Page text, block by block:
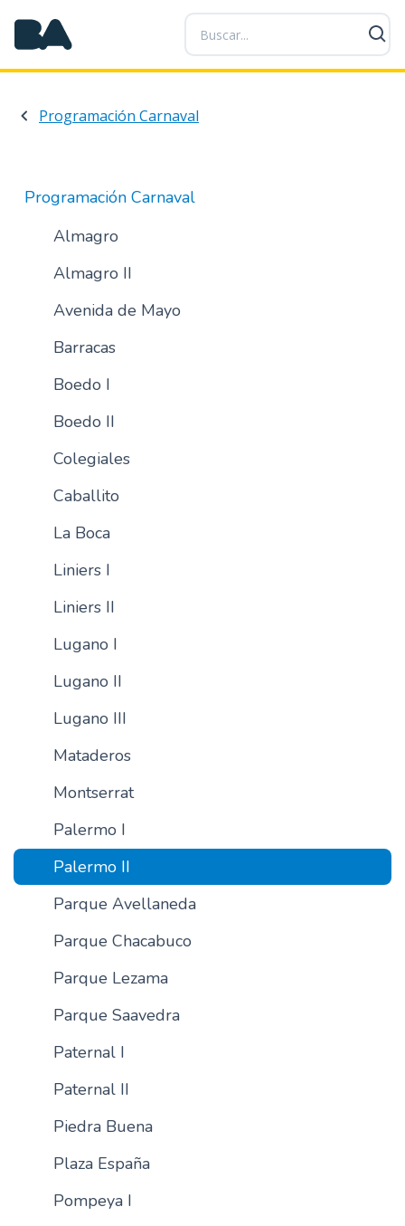
P
a
s
a
Programación Carnaval
Programación Carnaval
Almagro
Almagro II
Avenida de Mayo
Barracas
Boedo I
Boedo II
Colegiales
Caballito
La Boca
Liniers I
Liniers II
Lugano I
Lugano II
Lugano III
Mataderos
Montserrat
Palermo I
Palermo II
Parque Avellaneda
Parque Chacabuco
Parque Lezama
Parque Saavedra
Paternal I
Paternal II
Piedra Buena
Plaza España
Pompeya I